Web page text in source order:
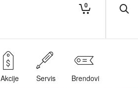
0
Akcije Servis Brendovi